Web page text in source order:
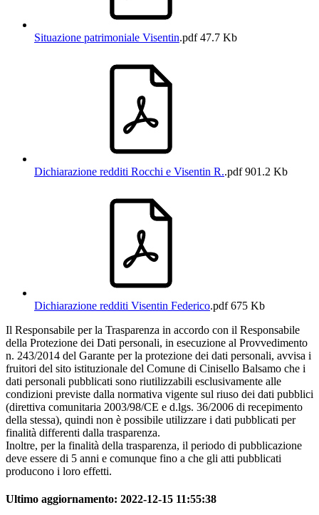
Situazione patrimoniale Visentin.pdf47.7 Kb
Dichiarazione redditi Rocchi e Visentin R..pdf901.2 Kb
Dichiarazione redditi Visentin Federico.pdf675 Kb
Il Responsabile per la Trasparenza in accordo con il Responsabile
della Protezione dei Dati personali, in esecuzione al Provvedimento
n. 243/2014 del Garante per la protezione dei dati personali, avvisa i
fruitori del sito istituzionale del Comune di Cinisello Balsamo che i
dati personali pubblicati sono riutilizzabili esclusivamente alle
condizioni previste dalla normativa vigente sul riuso dei dati pubblici
(direttiva comunitaria 2003/98/CE e d.lgs. 36/2006 di recepimento
della stessa), quindi non è possibile utilizzare i dati pubblicati per
finalità differenti dalla trasparenza.
Inoltre, per la finalità della trasparenza, il periodo di pubblicazione
deve essere di 5 anni e comunque fino a che gli atti pubblicati
producono i loro effetti.
Ultimo aggiornamento: 2022-12-15 11:55:38